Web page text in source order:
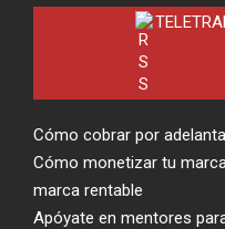
Cómo cobrar por
Cómo monetizar tu
marca rentable
Apóyate en mentores